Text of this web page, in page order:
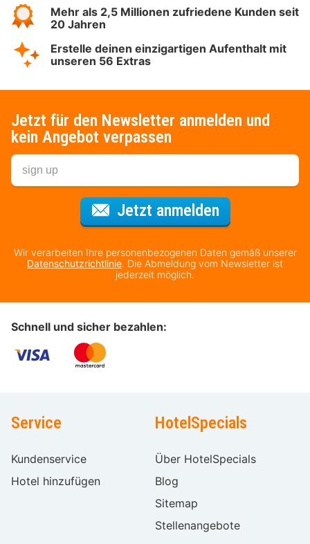
Mehr als 2,5 Millionen zufriedene Kunden seit
20 Jahren
Erstelle deinen einzigartigen Aufenthalt mit
unseren 56 Extras
Jetzt für den Newsletter anmelden und
kein Angebot verpassen
Jetzt anmeldenFür den
Wir verarbeiten Ihre personenbezogenen Daten gemäß unserer
Datenschutzrichtlinie. Die Abmeldung vom Newsletter ist
jederzeit möglich.
Schnell und sicher bezahlen:
Service
Kundenservice
Hotel hinzufügen
HotelSpecials
Über HotelSpecials
Blog
Sitemap
Stellenangebote